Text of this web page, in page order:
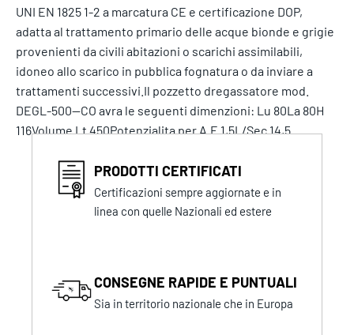
UNI EN 1825 1-2 a marcatura CE e certificazione DOP,
adatta al trattamento primario delle acque bionde e grigie
provenienti da civili abitazioni o scarichi assimilabili,
idoneo allo scarico in pubblica fognatura o da inviare a
trattamenti successivi.Il pozzetto dregassatore mod.
DEGL-500--CO avra le seguenti dimenzioni: Lu 80La 80H
116Volume Lt 450Potenzialita per A.E 1,5L/Sec 14,5
PRODOTTI CERTIFICATI
Certificazioni sempre aggiornate e in
linea con quelle Nazionali ed estere
CONSEGNE RAPIDE E PUNTUALI
Sia in territorio nazionale che in Europa